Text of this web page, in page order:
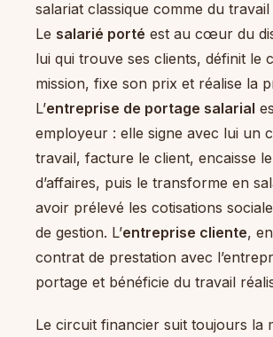
salariat classique comme du
Le salarié porté est au cœur du
lui qui trouve ses clients, définit le
mission, fixe son prix et réalise la
L’entreprise de portage salarial
employeur : elle signe avec lui un
travail, facture le client, encaisse
d’affaires, puis le transforme en
avoir prélevé les cotisations
de gestion. L’entreprise cliente,
contrat de prestation avec
portage et bénéficie du travail
Le circuit financier suit toujours la